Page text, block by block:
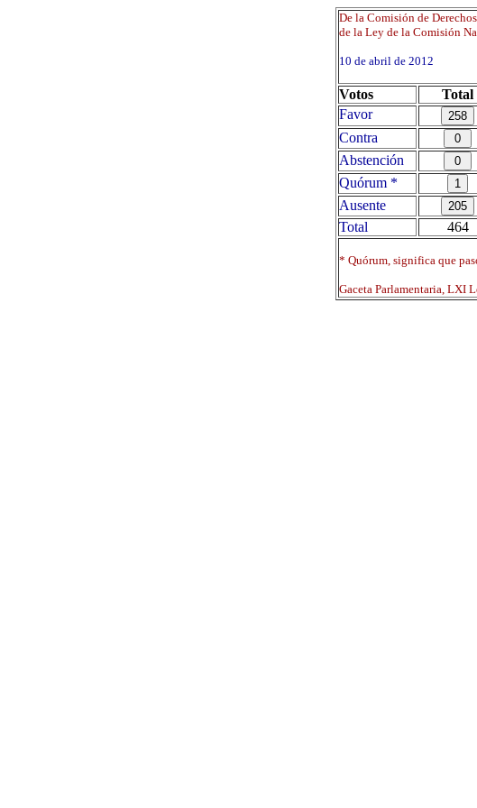
De la Comisión de
de la Ley de la Comisión
10 de abril de 2012
Votos Total
Favor
Contra
Abstención
Quórum *
Ausente
Total
464
* Quórum, significa que
Gaceta Parlamentaria, LXI